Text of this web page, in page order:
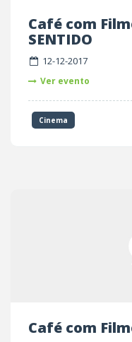
Café com Filmes - EM BUSCA DE
SENTIDO
12-12-2017
Ver evento
Cinema
Café com